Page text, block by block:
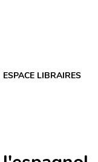
ESPACE LIBRAIRES